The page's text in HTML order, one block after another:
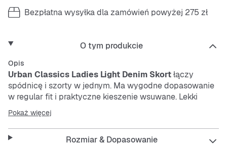
Bezpłatna wysyłka dla zamówień powyżej 275 zł
O tym produkcie
Opis
Urban Classics Ladies Light Denim Skortłączy
spódnicę i szorty w jednym. Ma wygodne dopasowanie
w regular fit i praktyczne kieszenie wsuwane. Lekki
denim jest łatwy w pielęgnacji, oddychający i
wytrzymały – idealny na ciepłe dni. Pas z guzikiem
zapewnia pewne trzymanie.
Pokaż więcej
Rozmiar & Dopasowanie